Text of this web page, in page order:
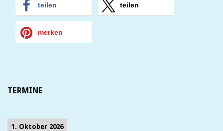
teilen teilen
merken
TERMINE
1. Oktober 2026